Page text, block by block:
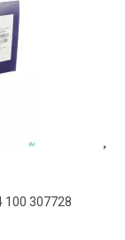
100 307728